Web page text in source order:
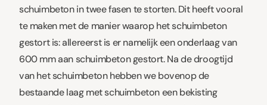
schuimbeton in twee fasen te storten. Dit heeft vooral
te maken met de manier waarop het schuimbeton
gestort is: allereerst is er namelijk een onderlaag van
600 mm aan schuimbeton gestort. Na de droogtijd
van het schuimbeton hebben we bovenop de
bestaande laag met schuimbeton een bekisting